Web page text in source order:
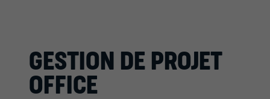
GESTION DE PROJET
OFFICE